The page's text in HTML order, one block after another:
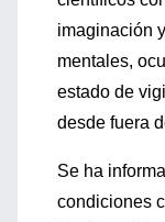
imaginación
mentales,
estado de
desde fuera
Se ha
condiciones